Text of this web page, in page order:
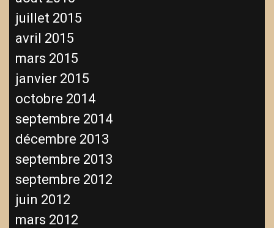
juillet 2015
avril 2015
mars 2015
janvier 2015
octobre 2014
septembre 2014
décembre 2013
septembre 2013
septembre 2012
juin 2012
mars 2012